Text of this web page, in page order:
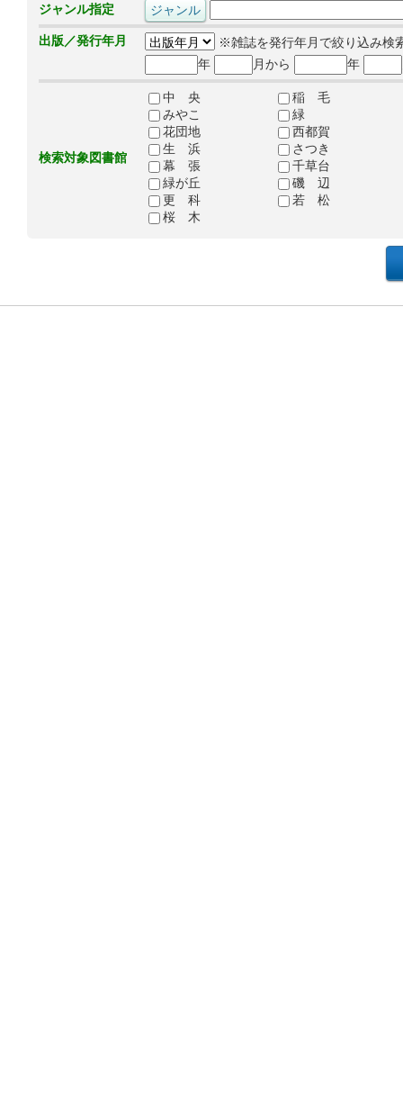
ジャンル指定
出版／発行年月
※雑誌を発行年月で絞り込み検
年
月から 年
検索対象図書館
中 央
稲 毛
みやこ
緑
花団地
西都賀
生 浜
さつき
幕 張
千草台
緑が丘
磯 辺
更 科
若 松
桜 木